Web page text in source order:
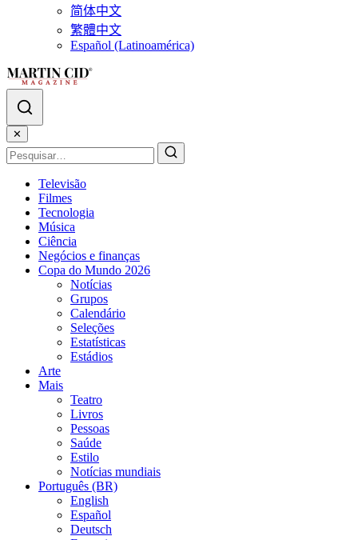
简体中文
繁體中文
Español (Latinoamérica)
✕
Televisão
Filmes
Tecnologia
Música
Ciência
Negócios e finanças
Copa do Mundo 2026
Notícias
Grupos
Calendário
Seleções
Estatísticas
Estádios
Arte
Mais
Teatro
Livros
Pessoas
Saúde
Estilo
Notícias mundiais
Português (BR)
English
Español
Deutsch